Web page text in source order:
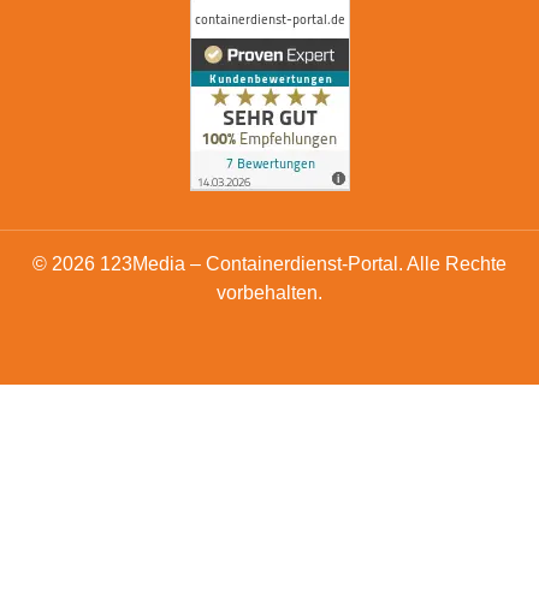
© 2026 123Media – Containerdienst-Portal. Alle Rechte
vorbehalten.